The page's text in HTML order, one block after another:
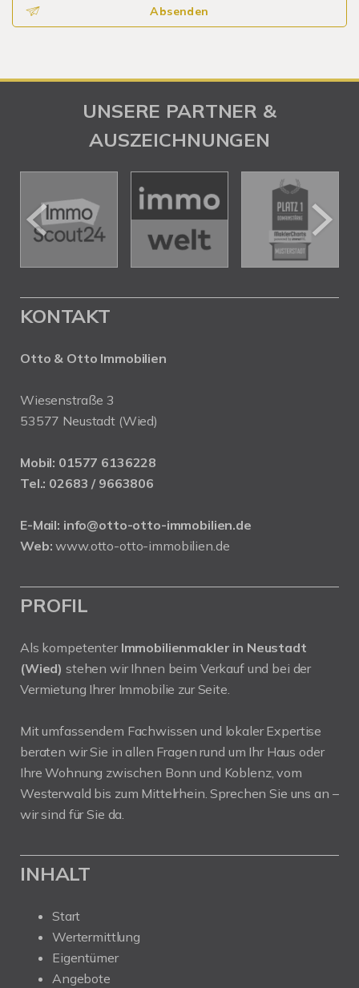
Absenden
UNSERE PARTNER &
AUSZEICHNUNGEN
KONTAKT
Otto & Otto Immobilien
Wiesenstraße 3
53577 Neustadt (Wied)
Mobil: 01577 6136228
Tel.: 02683 / 9663806
E-Mail: info@otto-otto-immobilien.de
Web: www.otto-otto-immobilien.de
PROFIL
Als kompetenter Immobilienmakler in Neustadt
(Wied) stehen wir Ihnen beim Verkauf und bei der
Vermietung Ihrer Immobilie zur Seite.
Mit umfassendem Fachwissen und lokaler Expertise
beraten wir Sie in allen Fragen rund um Ihr Haus oder
Ihre Wohnung zwischen Bonn und Koblenz, vom
Westerwald bis zum Mittelrhein. Sprechen Sie uns an –
wir sind für Sie da.
INHALT
Start
Wertermittlung
Eigentümer
Angebote